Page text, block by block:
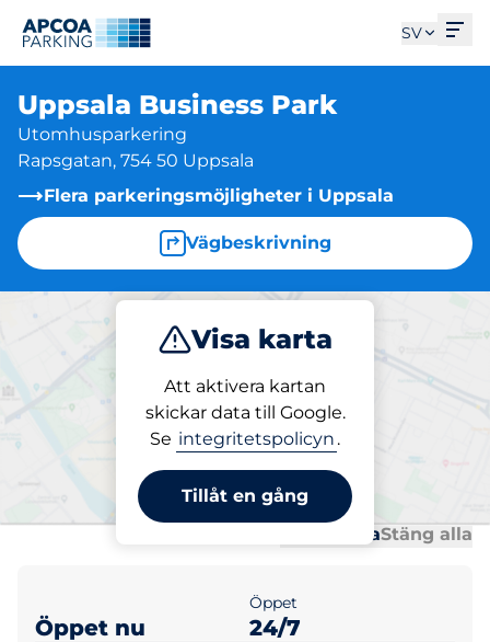
SV
Uppsala Business Park
Utomhusparkering
Rapsgatan, 754 50 Uppsala
Flera parkeringsmöjligheter i Uppsala
Vägbeskrivning
Visa karta
Att aktivera kartan
skickar data till Google.
Se integritetspolicyn .
Tillåt en gång
Parkera
Parkering på plats
Uppsala Business Park
Öppna allaStäng alla
Öppet nu
Öppet
24/7